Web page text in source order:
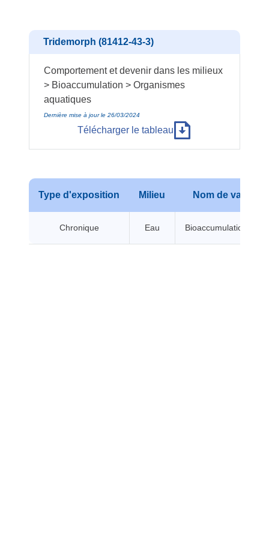
Tridemorph (81412-43-3)
Comportement et devenir dans les milieux
> Bioaccumulation > Organismes
aquatiques
Dernière mise à jour le 26/03/2024
Télécharger le tableau
Type d'exposition Milieu Nom de valeur
Chronique Eau Bioaccumulation BCF